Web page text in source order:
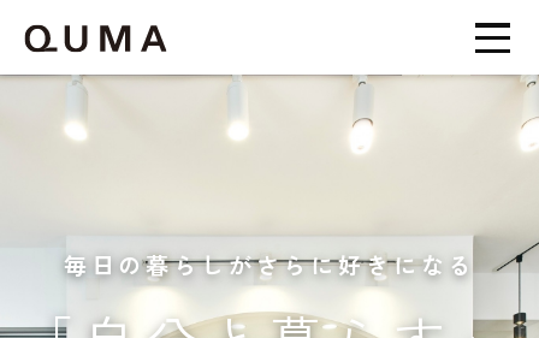
毎日の暮らしがさらに好きになる